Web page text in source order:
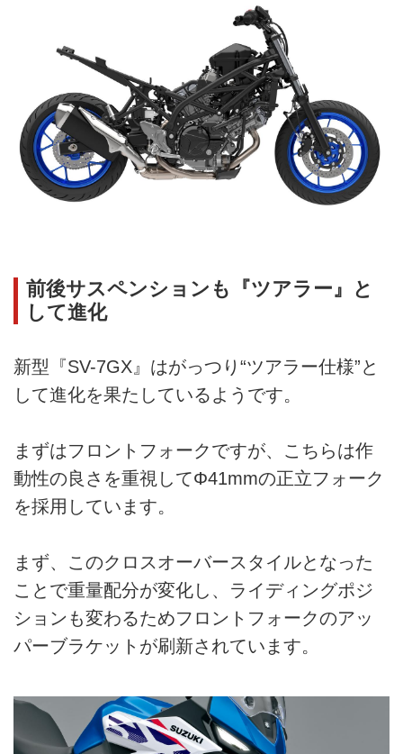
前後サスペンションも『ツアラー』と
して進化
新型『SV-7GX』はがっつり“ツアラー仕様”と
して進化を果たしているようです。
まずはフロントフォークですが、こちらは作
動性の良さを重視してΦ41mmの正立フォーク
を採用しています。
まず、このクロスオーバースタイルとなった
ことで重量配分が変化し、ライディングポジ
ションも変わるためフロントフォークのアッ
パーブラケットが刷新されています。